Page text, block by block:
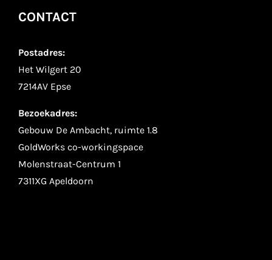
CONTACT
Postadres:
Het Wilgert 20
7214AV Epse
Bezoekadres:
Gebouw De Ambacht, ruimte 1.8
GoldWorks co-workingspace
Molenstraat-Centrum 1
7311XG Apeldoorn